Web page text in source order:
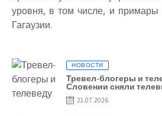
уровня, в том числе, и примары
Гагаузии.
НОВОСТИ
Тревел-блогеры и
Словении сняли
Гагаузии
21.07.2026